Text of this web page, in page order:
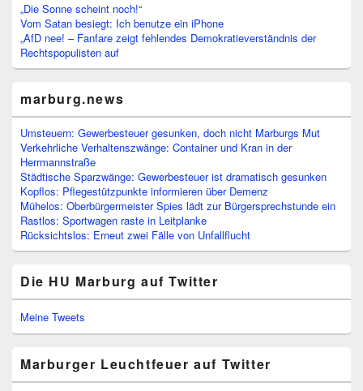
„Die Sonne scheint noch!“
Vom Satan besiegt: Ich benutze ein iPhone
„AfD nee! – Fanfare zeigt fehlendes Demokratieverständnis der
Rechtspopulisten auf
marburg.news
Umsteuern: Gewerbesteuer gesunken, doch nicht Marburgs Mut
Verkehrliche Verhaltenszwänge: Container und Kran in der
Herrmannstraße
Städtische Sparzwänge: Gewerbesteuer ist dramatisch gesunken
Kopflos: Pflegestützpunkte informieren über Demenz
Mühelos: Oberbürgermeister Spies lädt zur Bürgersprechstunde ein
Rastlos: Sportwagen raste in Leitplanke
Rücksichtslos: Erneut zwei Fälle von Unfallflucht
Die HU Marburg auf Twitter
Meine Tweets
Marburger Leuchtfeuer auf Twitter